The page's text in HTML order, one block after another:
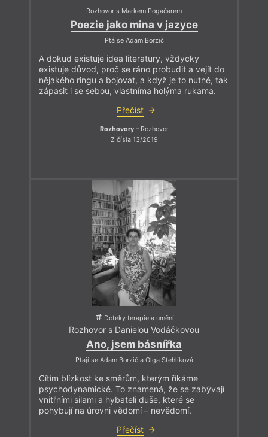
Rozhovor s Markem Pogačarem
Poezie jako mina v jazyce
Ptá se Adam Borzič
A dokud existuje idea literatury, vždycky
existuje důvod, proč se ráno probudit a vejít do
nějakého ringu a bojovat, a když je to nutné, tak
zápasit i se sebou, vlastníma holýma rukama.
Přečíst
Rozhovory– Rozhovor
Z čísla 13/2019
Doteky terapie a umění
Rozhovor s Danielou Vodáčkovou
Ano, jsem básnířka
Ptají se Adam Borzič a Olga Stehlíková
Cítím blízkost ke směrům, kterým říkáme
psychodynamické. To znamená, že se zabývají
vnitřními silami a hybateli duše, které se
pohybují na úrovni vědomí – nevědomí.
Přečíst